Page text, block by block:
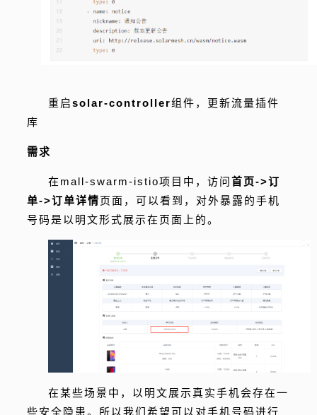
重启solar-controller组件，更新流量插件
库
需求
在mall-swarm-istio项目中，访问 首页->订
单->订单详情页面，可以看到，对外暴露的手机
号码是以明文形式展示在页面上的。
在某些场景中，以明文展示真实手机会存在一
些安全隐患。所以我们希望可以对手机号码进行